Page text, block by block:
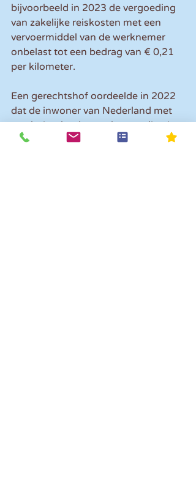
bijvoorbeeld in 2023 de vergoeding
van zakelijke reiskosten met een
vervoermiddel van de werknemer
onbelast tot een bedrag van € 0,21
per kilometer.
Een gerechtshof oordeelde in 2022
dat de inwoner van Nederland met
een buitenlandse werkgever die niet
inhoudingsplichtig is voor de